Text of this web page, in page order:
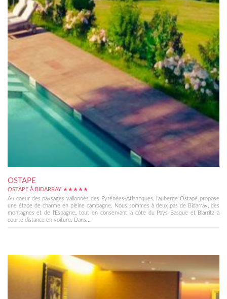
OSTAPE
OSTAPE À BIDARRAY ★★★★★
Au coeur des paysages vallonnés des Pyrénées-Atlantiques, l'auberge Ostapé propose
une étape de charme en pleine campagne. Nous sommes à deux pas de Bidarray, des
montagnes et de l'Espagne,, tout en conservant la côte du Pays Basque et Biarritz à
courte distance en voiture. Dans...